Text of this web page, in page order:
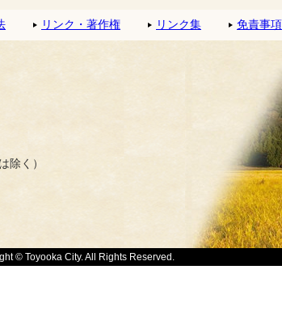
リンク・著作権 リンク集 免責事項
除く）
© Toyooka City. All Rights Reserved.